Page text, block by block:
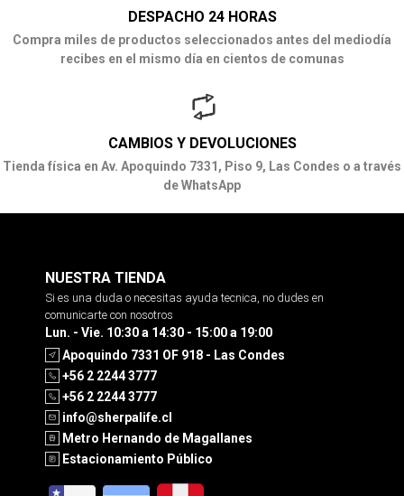
DESPACHO 24 HORAS
Compra miles de productos seleccionados antes del mediodía
recibes en el mismo día en cientos de comunas
CAMBIOS Y DEVOLUCIONES
Tienda física en Av. Apoquindo 7331, Piso 9, Las Condes o a través
de WhatsApp
NUESTRA TIENDA
Si es una duda o necesitas ayuda tecnica, no dudes en
comunicarte con nosotros
Lun. - Vie. 10:30 a 14:30 - 15:00 a 19:00
Apoquindo 7331 OF 918 - Las Condes
+56 2 2244 3777
+56 2 2244 3777
info@sherpalife.cl
Metro Hernando de Magallanes
Estacionamiento Público